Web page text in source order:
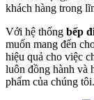
khách hàng trong
Với hệ thống bếp
muốn mang đến
hiệu quả cho việc
luôn đồng hành và
phẩm của chúng tôi.